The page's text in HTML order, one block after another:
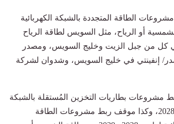
الطاقة المتجددة بالشبكة الكهربائية
الشمسية أو الرياح، مثل السويس لطاقة الرياح
أكوا باور 1 و2 في كل من جبل الزيت وخليج السويس، ومصدر
إنفينتي في خليج السويس، وشدوان لشركة
بطاريات التخزين المُستقلة بالشبكة
الكهربائية لعامي 2027 و2028، وكذا موقف ربط مشروعات الطاقة